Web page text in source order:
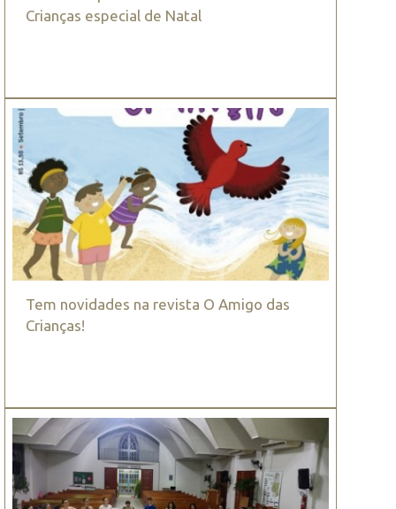
Crianças especial de Natal
Tem novidades na revista O Amigo das
Crianças!